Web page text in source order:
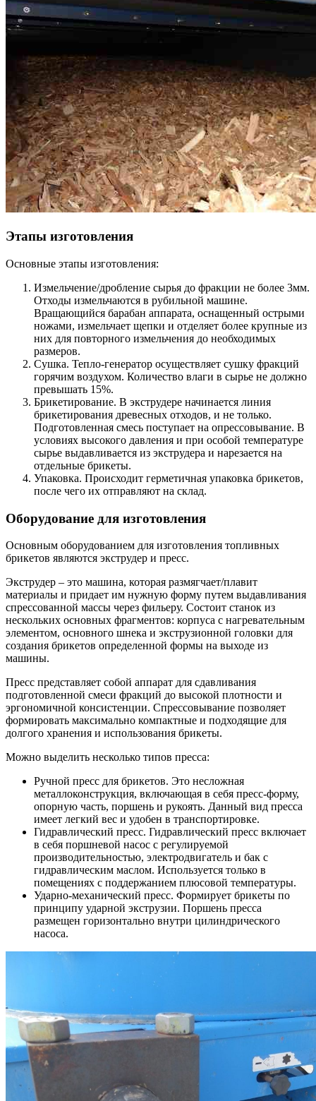
Этапы изготовления
Основные этапы изготовления:
Измельчение/дробление сырья до фракции не более 3мм.
Отходы измельчаются в рубильной машине.
Вращающийся барабан аппарата, оснащенный острыми
ножами, измельчает щепки и отделяет более крупные из
них для повторного измельчения до необходимых
размеров.
Сушка. Тепло-генератор осуществляет сушку фракций
горячим воздухом. Количество влаги в сырье не должно
превышать 15%.
Брикетирование. В экструдере начинается линия
брикетирования древесных отходов, и не только.
Подготовленная смесь поступает на опрессовывание. В
условиях высокого давления и при особой температуре
сырье выдавливается из экструдера и нарезается на
отдельные брикеты.
Упаковка. Происходит герметичная упаковка брикетов,
после чего их отправляют на склад.
Оборудование для изготовления
Основным оборудованием для изготовления топливных
брикетов являются экструдер и пресс.
Экструдер – это машина, которая размягчает/плавит
материалы и придает им нужную форму путем выдавливания
спрессованной массы через фильеру. Состоит станок из
нескольких основных фрагментов: корпуса с нагревательным
элементом, основного шнека и экструзионной головки для
создания брикетов определенной формы на выходе из
машины.
Пресс представляет собой аппарат для сдавливания
подготовленной смеси фракций до высокой плотности и
эргономичной консистенции. Спрессовывание позволяет
формировать максимально компактные и подходящие для
долгого хранения и использования брикеты.
Можно выделить несколько типов пресса:
Ручной пресс для брикетов. Это несложная
металлоконструкция, включающая в себя пресс-форму,
опорную часть, поршень и рукоять. Данный вид пресса
имеет легкий вес и удобен в транспортировке.
Гидравлический пресс. Гидравлический пресс включает
в себя поршневой насос с регулируемой
производительностью, электродвигатель и бак с
гидравлическим маслом. Используется только в
помещениях с поддержанием плюсовой температуры.
Ударно-механический пресс. Формирует брикеты по
принципу ударной экструзии. Поршень пресса
размещен горизонтально внутри цилиндрического
насоса.